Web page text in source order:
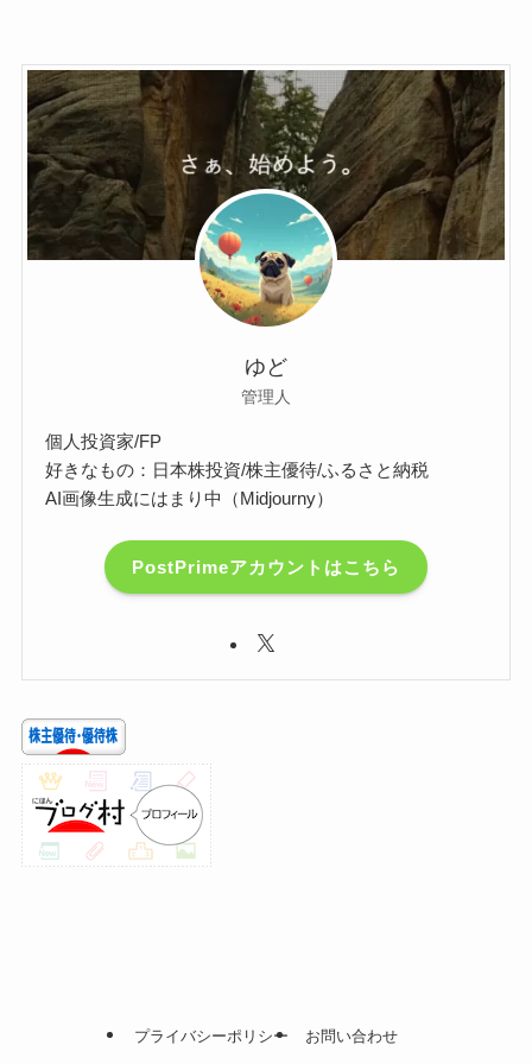
ゆど
管理人
個人投資家/FP
好きなもの：日本株投資/株主優待/ふるさと納税
AI画像生成にはまり中（Midjourny）
PostPrimeアカウントはこちら
プライバシーポリシー お問い合わせ